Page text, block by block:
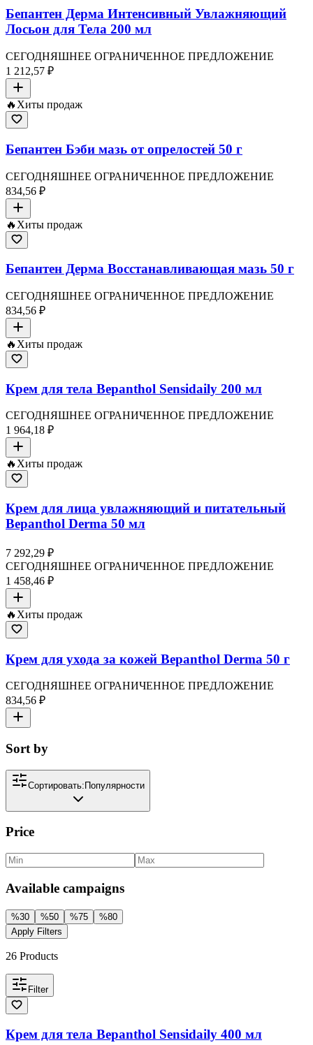
Бепантен Дерма Интенсивный Увлажняющий
Лосьон для Тела 200 мл
СЕГОДНЯШНЕЕ ОГРАНИЧЕННОЕ ПРЕДЛОЖЕНИЕ
1 212,57 ₽
🔥 Хиты продаж
Бепантен Бэби мазь от опрелостей 50 г
СЕГОДНЯШНЕЕ ОГРАНИЧЕННОЕ ПРЕДЛОЖЕНИЕ
834,56 ₽
🔥 Хиты продаж
Бепантен Дерма Восстанавливающая мазь 50 г
СЕГОДНЯШНЕЕ ОГРАНИЧЕННОЕ ПРЕДЛОЖЕНИЕ
834,56 ₽
🔥 Хиты продаж
Крем для тела Bepanthol Sensidaily 200 мл
СЕГОДНЯШНЕЕ ОГРАНИЧЕННОЕ ПРЕДЛОЖЕНИЕ
1 964,18 ₽
🔥Хиты продаж
Крем для лица увлажняющий и питательный
Bepanthol Derma 50 мл
7 292,29 ₽
СЕГОДНЯШНЕЕ ОГРАНИЧЕННОЕ ПРЕДЛОЖЕНИЕ
1 458,46 ₽
🔥 Хиты продаж
Крем для ухода за кожей Bepanthol Derma 50 г
СЕГОДНЯШНЕЕ ОГРАНИЧЕННОЕ ПРЕДЛОЖЕНИЕ
834,56 ₽
Sort by
Сортировать: Популярности
Price
Available campaigns
%30 %50 %75 %80
Apply Filters
26 Products
Filter
Крем для тела Bepanthol Sensidaily 400 мл